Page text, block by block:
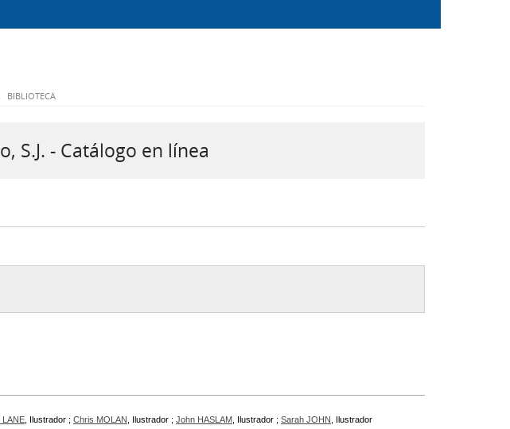
BIBLIOTECA
S.J. - Catálogo en línea
LANE , Ilustrador ; Chris MOLAN , Ilustrador ; John HASLAM , Ilustrador ; Sarah JOHN , Ilustrador